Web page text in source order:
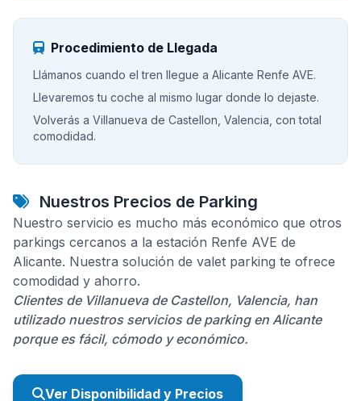
Procedimiento de Llegada
Llámanos cuando el tren llegue a Alicante Renfe AVE.
Llevaremos tu coche al mismo lugar donde lo dejaste.
Volverás a Villanueva de Castellon, Valencia, con total
comodidad.
Nuestros Precios de Parking
Nuestro servicio es mucho más económico que otros
parkings cercanos a la estación Renfe AVE de
Alicante. Nuestra solución de valet parking te ofrece
comodidad y ahorro.
Clientes de Villanueva de Castellon, Valencia, han
utilizado nuestros servicios de parking en Alicante
porque es fácil, cómodo y económico.
Ver Disponibilidad y Precios